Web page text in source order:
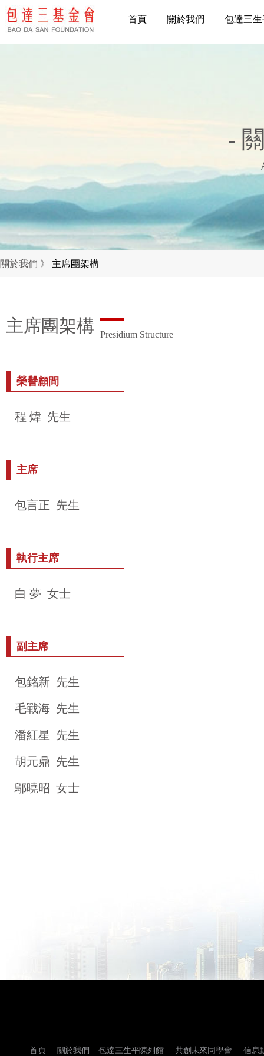
首頁 關於我們 包達三
-
關於我們 》 主席團架構
主席團架構 Presidium Structure
榮譽顧間
程 煒 先生
主席
包言正 先生
執行主席
白 夢 女士
副主席
包銘新 先生
毛戰海 先生
潘紅星 先生
胡元鼎 先生
鄔曉昭 女士
首頁 關於我們 包達三生平陳列館 共創未來同學會 信息